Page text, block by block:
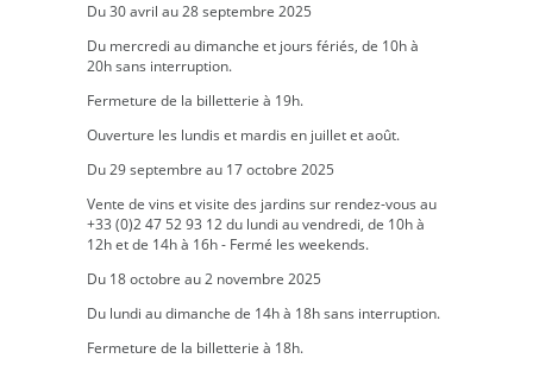
Du 30 avril au 28 septembre 2025
Du mercredi au dimanche et jours fériés, de 10h à
20h sans interruption.
Fermeture de la billetterie à 19h.
Ouverture les lundis et mardis en juillet et août.
Du 29 septembre au 17 octobre 2025
Vente de vins et visite des jardins sur rendez-vous au
+33 (0)2 47 52 93 12 du lundi au vendredi, de 10h à
12h et de 14h à 16h - Fermé les weekends.
Du 18 octobre au 2 novembre 2025
Du lundi au dimanche de 14h à 18h sans interruption.
Fermeture de la billetterie à 18h.